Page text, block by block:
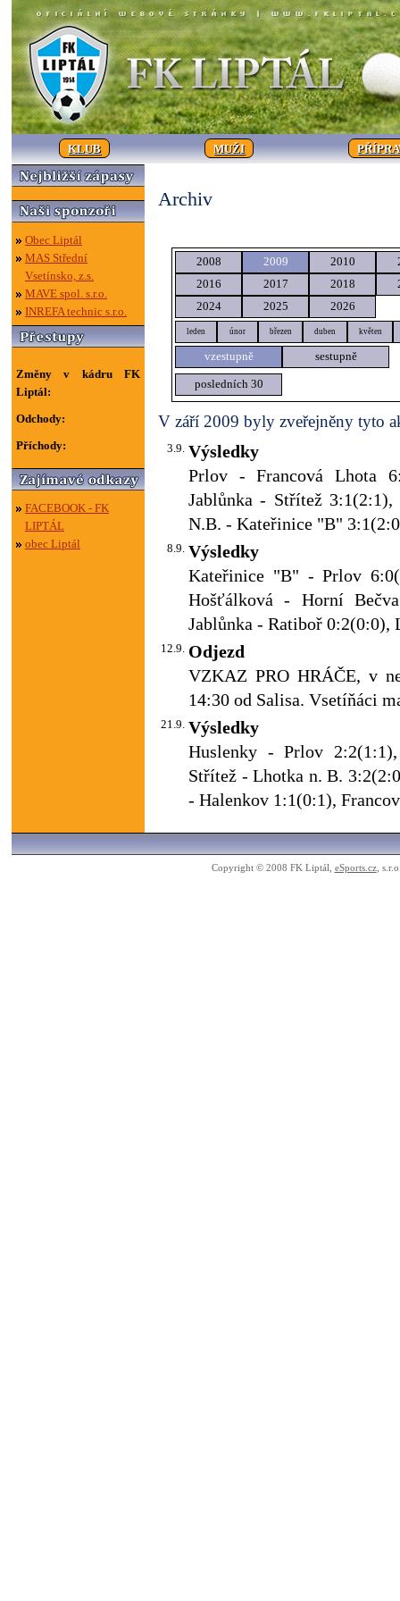
KLUB MUŽI
Obec Liptál
MAS Střední
Vsetínsko, z.s.
MAVE spol. s.r.o.
INREFA technic s.r.o.
Změny v kádru FK
Liptál:
Odchody:
Příchody:
FACEBOOK - FK
LIPTÁL
obec Liptál
Archiv
2008 2009 2010
2016
2017 2018
2024
2025 2026
leden únor březen duben květen
vzestupně sestupně
posledních 30
V září 2009 byly zveřejněny tyto
3.9. Výsledky
Prlov - Francová Lhota
Jablůnka - Střítež
N.B. - Kateřinice "B"
8.9. Výsledky
Kateřinice "B" - Prlov
Hošťálková - Horní
Jablůnka - Ratiboř
12.9. Odjezd
VZKAZ PRO HRÁČE, v
14:30 od Salisa. Vsetíňáci
21.9. Výsledky
Huslenky - Prlov
Střítež - Lhotka n. B.
- Halenkov 1:1(0:1),
Copyright © 2008 FK Liptál, eSports.cz,